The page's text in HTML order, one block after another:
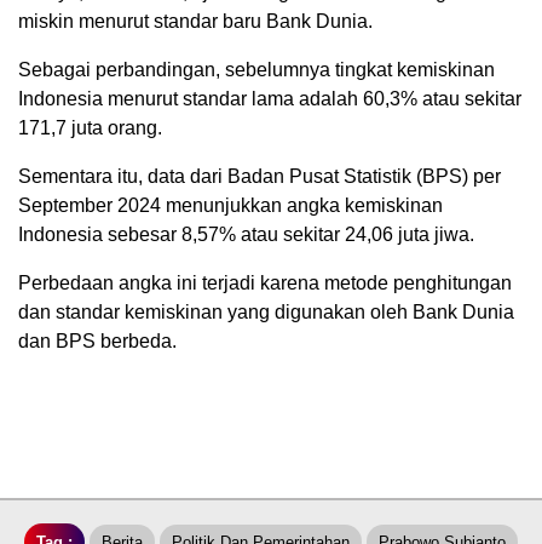
miskin menurut standar baru Bank Dunia.
Sebagai perbandingan, sebelumnya tingkat kemiskinan
Indonesia menurut standar lama adalah 60,3% atau sekitar
171,7 juta orang.
Sementara itu, data dari Badan Pusat Statistik (BPS) per
September 2024 menunjukkan angka kemiskinan
Indonesia sebesar 8,57% atau sekitar 24,06 juta jiwa.
Perbedaan angka ini terjadi karena metode penghitungan
dan standar kemiskinan yang digunakan oleh Bank Dunia
dan BPS berbeda.